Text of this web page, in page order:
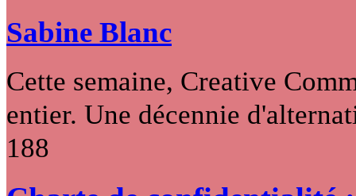
Sabine Blanc
Cette semaine, Creative
entier. Une décennie
188